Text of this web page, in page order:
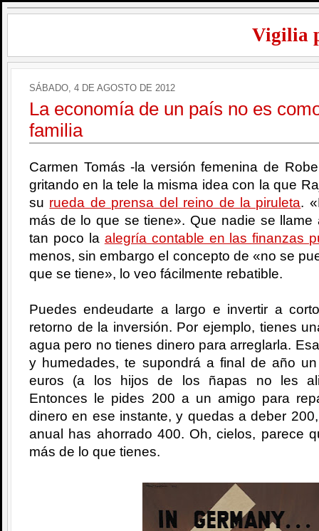
Vigilia
SÁBADO, 4 DE AGOSTO DE 2012
La economía de un país no es
familia
Carmen Tomás -la versión femenina de
gritando en la tele la misma idea con la que
su rueda de prensa del reino de la piruleta.
más de lo que se tiene». Que nadie se llame
tan poco la alegría contable en las finanzas
menos, sin embargo el concepto de «no se
que se tiene», lo veo fácilmente rebatible.
Puedes endeudarte a largo e invertir a
retorno de la inversión. Por ejemplo, tienes
agua pero no tienes dinero para arreglarla.
y humedades, te supondrá a final de año
euros (a los hijos de los ñapas no les
Entonces le pides 200 a un amigo para
dinero en ese instante, y quedas a deber
anual has ahorrado 400. Oh, cielos, parece
más de lo que tienes.